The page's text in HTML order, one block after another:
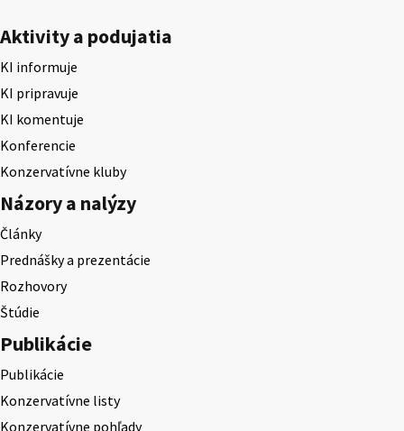
Aktivity a podujatia
KI informuje
KI pripravuje
KI komentuje
Konferencie
Konzervatívne kluby
Názory a nalýzy
Články
Prednášky a prezentácie
Rozhovory
Štúdie
Publikácie
Publikácie
Konzervatívne listy
Konzervatívne pohľady